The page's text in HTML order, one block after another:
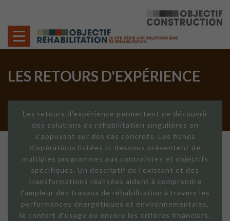
LES RETOURS D'EXPÉRIENCE
Les retours d'expérience permettent de découvrir
des solutions de réhabilitation singulières en
s'appuyant sur des cas concrets. Les fiches
d'opérations listées ci-dessous présentent de
multiples programmes aux contraintes et objectifs
spécifiques. Un descriptif de l'existant et des
transformations réalisées aident à comprendre
l'ampleur des travaux de réhabilitation à travers les
performances énergétiques et environnementales,
le confort d'usage ou encore les critères financiers.